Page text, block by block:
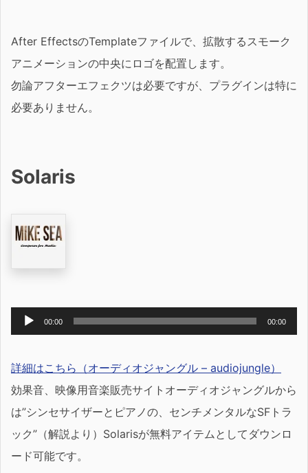
After EffectsのTemplateファイルで、拡散するスモーク
アニメーションの中央にロゴを配置します。
勿論アフターエフェクツは必要ですが、プラグインは特に
必要ありません。
Solaris
声
プ
レ
ー
00:00 00:00
詳細はこちら（オーディオジャングル – audiojungle）
効果音、映像用音楽販売サイトオーディオジャングルから
は”シンセサイザーとピアノの、センチメンタルなSFトラ
ック”（解説より）Solarisが無料アイテムとしてダウンロ
ード可能です。